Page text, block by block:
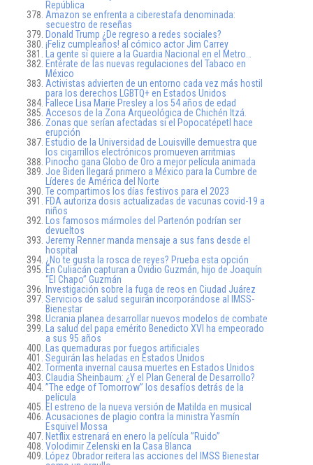
República
Amazon se enfrenta a ciberestafa denominada:
secuestro de reseñas
Donald Trump ¿De regreso a redes sociales?
¡Feliz cumpleaños! al cómico actor Jim Carrey
La gente sí quiere a la Guardia Nacional en el Metro…
Entérate de las nuevas regulaciones del Tabaco en
México
Activistas advierten de un entorno cada vez más hostil
para los derechos LGBTQ+ en Estados Unidos
Fallece Lisa Marie Presley a los 54 años de edad
Accesos de la Zona Arqueológica de Chichén Itzá.
Zonas que serían afectadas si el Popocatépetl hace
erupción
Estudio de la Universidad de Louisville demuestra que
los cigarrillos electrónicos promueven arritmias
Pinocho gana Globo de Oro a mejor película animada
Joe Biden llegará primero a México para la Cumbre de
Líderes de América del Norte
Te compartimos los días festivos para el 2023
FDA autoriza dosis actualizadas de vacunas covid-19 a
niños
Los famosos mármoles del Partenón podrían ser
devueltos
Jeremy Renner manda mensaje a sus fans desde el
hospital
¿No te gusta la rosca de reyes? Prueba esta opción
En Culiacán capturan a Ovidio Guzmán, hijo de Joaquín
“El Chapo” Guzmán
Investigación sobre la fuga de reos en Ciudad Juárez
Servicios de salud seguirán incorporándose al IMSS-
Bienestar
Ucrania planea desarrollar nuevos modelos de combate
La salud del papa emérito Benedicto XVI ha empeorado
a sus 95 años
Las quemaduras por fuegos artificiales
Seguirán las heladas en Estados Unidos
Tormenta invernal causa muertes en Estados Unidos
Claudia Sheinbaum: ¿Y el Plan General de Desarrollo?
”The edge of Tomorrow” los desafíos detrás de la
película
El estreno de la nueva versión de Matilda en musical
Acusaciones de plagio contra la ministra Yasmín
Esquivel Mossa
Netflix estrenará en enero la película ”Ruido”
Volodimir Zelenski en la Casa Blanca
López Obrador reitera las acciones del IMSS Bienestar